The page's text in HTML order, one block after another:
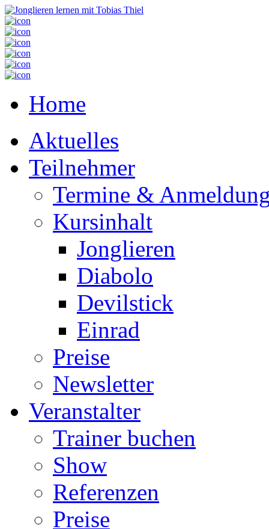
Home
Aktuelles
Teilnehmer
Termine &
Kursinhalt
Jonglieren
Diabolo
Devilstick
Einrad
Preise
Newsletter
Veranstalter
Trainer buchen
Show
Referenzen
Preise